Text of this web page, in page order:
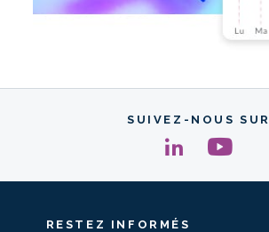
SUIVEZ-NOUS SUR
RESTEZ INFORMÉS